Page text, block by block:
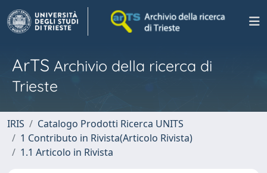
ArTS Archivio della ricerca di
Trieste
IRIS
Catalogo Prodotti Ricerca UNITS
1 Contributo in Rivista(Articolo Rivista)
1.1 Articolo in Rivista